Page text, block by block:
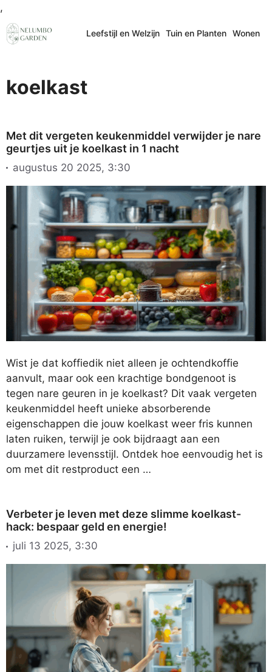
,
naar
de
Leefstijl en Welzijn Tuin en Planten Wonen
koelkast
Met dit vergeten keukenmiddel verwijder je nare
geurtjes uit je koelkast in 1 nacht
augustus 20 2025, 3:30
Wist je dat koffiedik niet alleen je ochtendkoffie
aanvult, maar ook een krachtige bondgenoot is
tegen nare geuren in je koelkast? Dit vaak vergeten
keukenmiddel heeft unieke absorberende
eigenschappen die jouw koelkast weer fris kunnen
laten ruiken, terwijl je ook bijdraagt aan een
duurzamere levensstijl. Ontdek hoe eenvoudig het is
om met dit restproduct een …
Verbeter je leven met deze slimme koelkast-
hack: bespaar geld en energie!
juli 13 2025, 3:30